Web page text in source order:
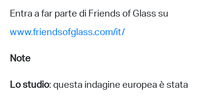
Entra a far parte di Friends of Glass su
www.friendsofglass.com/it/
Note
Lo studio: questa indagine europea è stata